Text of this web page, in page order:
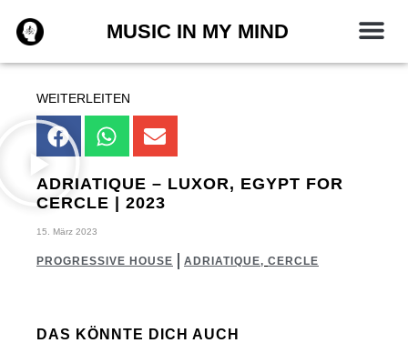
Inhalt
springen
MUSIC IN MY MIND
WEITERLEITEN
ADRIATIQUE – LUXOR, EGYPT FOR
CERCLE | 2023
15. März 2023
PROGRESSIVE HOUSE ADRIATIQUE, CERCLE
DAS KÖNNTE DICH AUCH